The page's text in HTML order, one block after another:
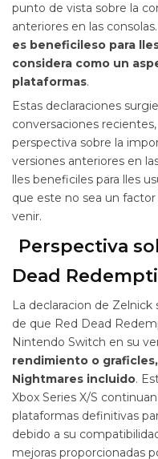
punto de vista sobre la
anteriores en las consolas.
es beneficileso para
considera como un
plataformas.
Estas declaraciones
conversaciones
perspectiva sobre la
versiones anteriores en
lles beneficiles para lles
que este no sea un
venir.
Perspectiva
Dead
La declaracion de
de que Red Dead
Nintendo Switch en su
rendimiento o
Nightmares incluido.
Xbox Series X/S
plataformas definitivas
debido a su
mejoras proporcionadas